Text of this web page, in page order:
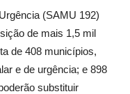
(SAMU 192)
de mais 1,5 mil
de 408 municípios,
e de urgência; e 898
substituir